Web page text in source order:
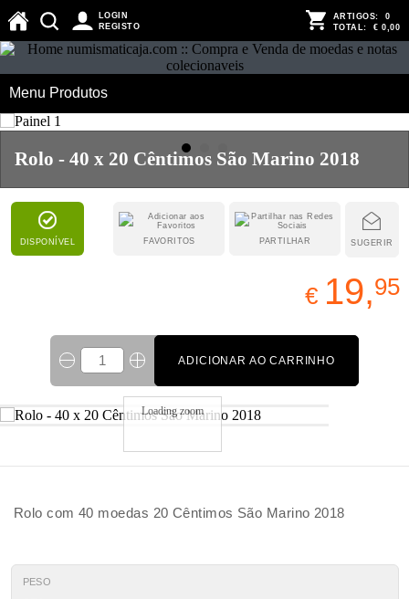
LOGIN
REGISTO
ARTIGOS: 0
TOTAL: € 0,00
Menu Produtos
Rolo - 40 x 20 Cêntimos São Marino 2018
DISPONÍVEL SUGERIR
PARTILHAR
FAVORITOS
€ 19,95
ADICIONAR AO CARRINHO
Loading zoom
Rolo com 40 moedas 20 Cêntimos São Marino 2018
PESO